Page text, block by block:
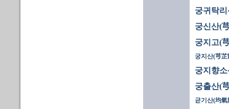
궁귀탁
궁신산(
궁지고(
궁지산(芎芷
궁지향
궁출산(
균기산(均氣